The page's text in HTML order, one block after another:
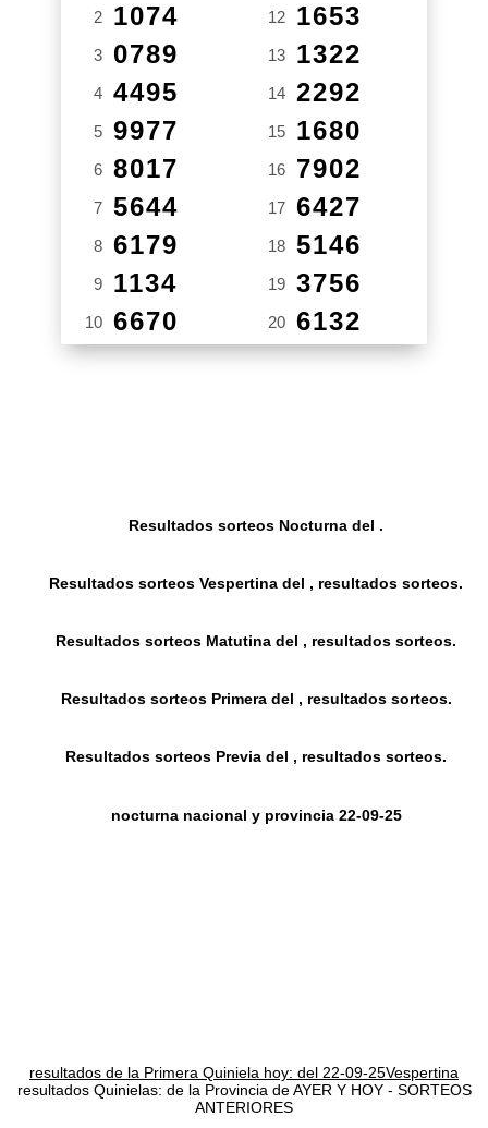
2 1074
3 0789
4 4495
5 9977
6 8017
7 5644
8 6179
9 1134
10 6670
12 1653
13 1322
14 2292
15 1680
16 7902
17 6427
18 5146
19 3756
20 6132
Resultados sorteos Nocturna del .
Resultados sorteos Vespertina del , resultados sorteos.
Resultados sorteos Matutina del , resultados sorteos.
Resultados sorteos Primera del , resultados sorteos.
Resultados sorteos Previa del , resultados sorteos.
nocturna nacional y provincia 22-09-25
resultados de la Primera Quiniela hoy: del 22-09-25Vespertina
resultados Quinielas: de la Provincia de AYER Y HOY - SORTEOS
ANTERIORES